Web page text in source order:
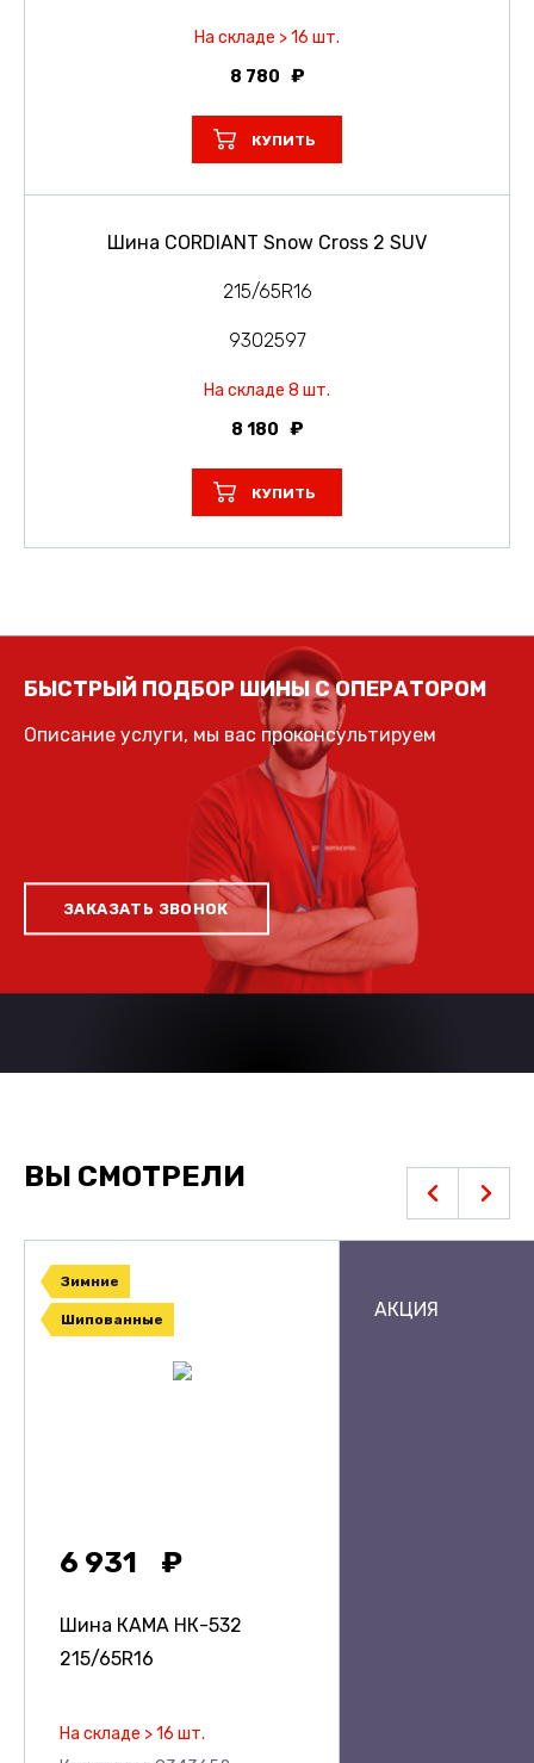
На складе > 16 шт.
8 780
КУПИТЬ
Шина CORDIANT Snow Cross 2 SUV
215/65R16
9302597
На складе 8 шт.
8 180
КУПИТЬ
БЫСТРЫЙ ПОДБОР ШИНЫ С ОПЕРАТОРОМ
Описание услуги, мы вас проконсультируем
ЗАКАЗАТЬ ЗВОНОК
ВЫ СМОТРЕЛИ
Зимние
Шипованные
6 931
Шина КАМА НК-532
215/65R16
На складе > 16 шт.
АКЦИЯ